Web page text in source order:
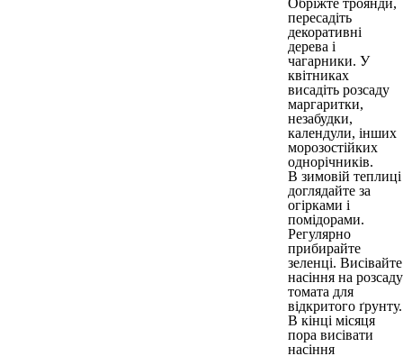
Обріжте троянди,
пересадіть
декоративні
дерева і
чагарники. У
квітниках
висадіть розсаду
маргаритки,
незабудки,
календули, інших
морозостійких
однорічників.
В зимовій теплиці
доглядайте за
огірками і
помідорами.
Регулярно
прибирайте
зеленці. Висівайте
насіння на розсаду
томата для
відкритого ґрунту.
В кінці місяця
пора висівати
насіння